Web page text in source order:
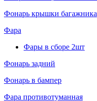
Фонарь крышки багажника
Фара
Фары в сборе 2шт
Фонарь задний
Фонарь в бампер
Фара противотуманная